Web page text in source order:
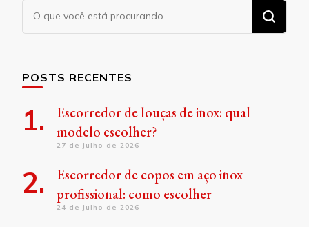
Procurando
algo?
POSTS RECENTES
Escorredor de louças de inox: qual
modelo escolher?
27 de julho de 2026
Escorredor de copos em aço inox
profissional: como escolher
24 de julho de 2026